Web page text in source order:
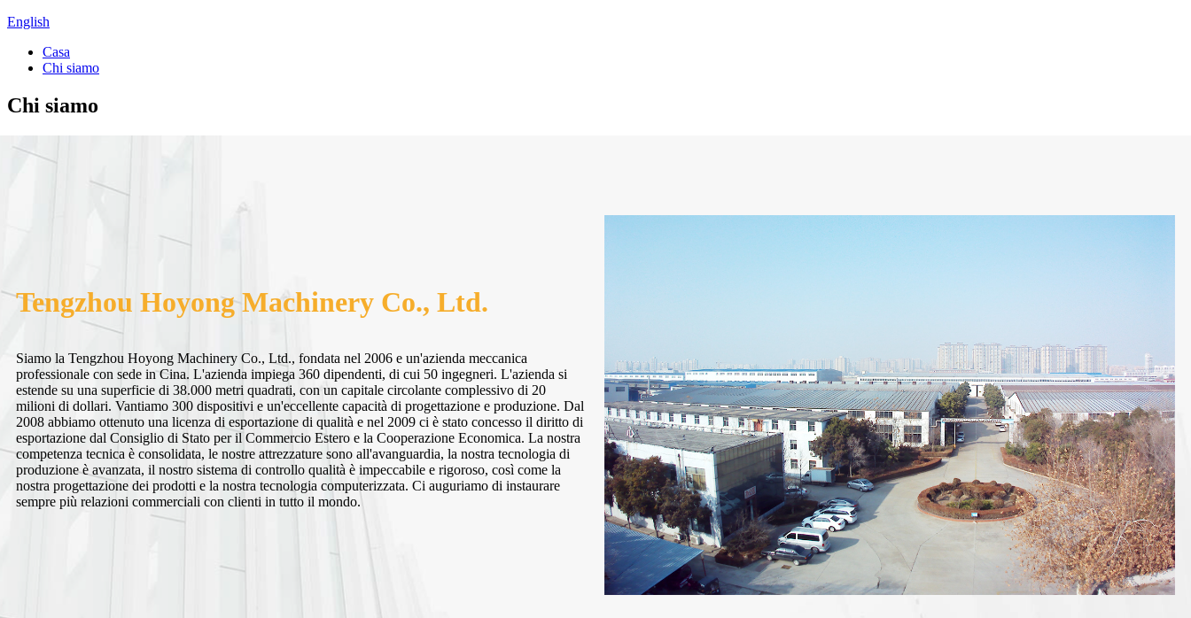
English
Casa
Chi siamo
Chi siamo
Tengzhou Hoyong Machinery Co., Ltd.
Siamo la Tengzhou Hoyong Machinery Co., Ltd., fondata nel 2006 e un'azienda meccanica
professionale con sede in Cina. L'azienda impiega 360 dipendenti, di cui 50 ingegneri. L'azienda si
estende su una superficie di 38.000 metri quadrati, con un capitale circolante complessivo di 20
milioni di dollari. Vantiamo 300 dispositivi e un'eccellente capacità di progettazione e produzione. Dal
2008 abbiamo ottenuto una licenza di esportazione di qualità e nel 2009 ci è stato concesso il diritto di
esportazione dal Consiglio di Stato per il Commercio Estero e la Cooperazione Economica. La nostra
competenza tecnica è consolidata, le nostre attrezzature sono all'avanguardia, la nostra tecnologia di
produzione è avanzata, il nostro sistema di controllo qualità è impeccabile e rigoroso, così come la
nostra progettazione dei prodotti e la nostra tecnologia computerizzata. Ci auguriamo di instaurare
sempre più relazioni commerciali con clienti in tutto il mondo.